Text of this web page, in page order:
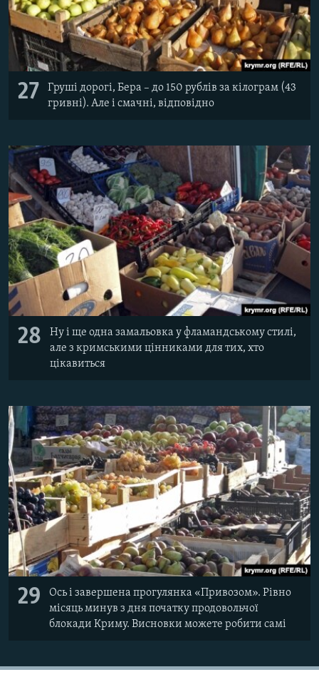
27
Груші дорогі, Бера – до 150 рублів за кілограм (43
гривні). Але і смачні, відповідно
28
Ну і ще одна замальовка у фламандському стилі,
але з кримськими цінниками для тих, хто
цікавиться
29
Ось і завершена прогулянка «Привозом». Рівно
місяць минув з дня початку продовольчої
блокади Криму. Висновки можете робити самі